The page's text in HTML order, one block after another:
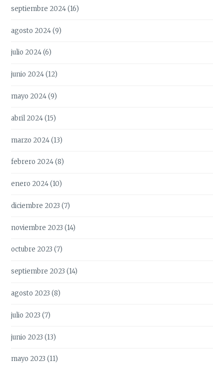
septiembre 2024(16)
agosto 2024(9)
julio 2024(6)
junio 2024(12)
mayo 2024(9)
abril 2024(15)
marzo 2024(13)
febrero 2024(8)
enero 2024(10)
diciembre 2023 (7)
noviembre 2023 (14)
octubre 2023 (7)
septiembre 2023 (14)
agosto 2023 (8)
julio 2023 (7)
junio 2023 (13)
mayo 2023 (11)